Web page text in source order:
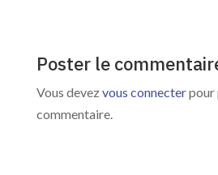
Poster le
Vous devezvous connecterpour
commentaire.